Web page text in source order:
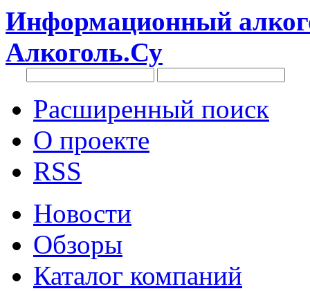
Информационный
Алкоголь.Су
Расширенный поиск
О проекте
RSS
Новости
Обзоры
Каталог компаний